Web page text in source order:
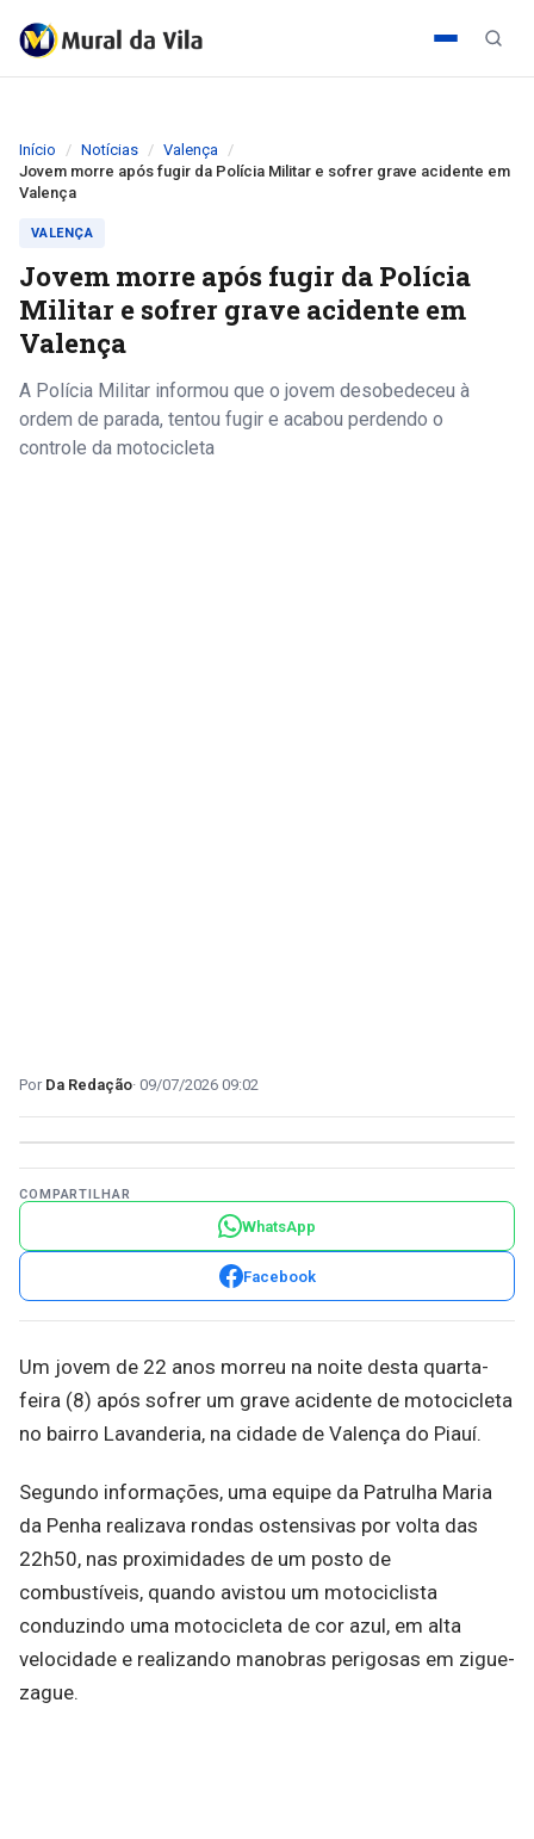
Início Notícias
Valença
Jovem morre após fugir da Polícia Militar e sofrer grave acidente em
Valença
VALENÇA
Jovem morre após fugir da Polícia
Militar e sofrer grave acidente em
Valença
A Polícia Militar informou que o jovem desobedeceu à
ordem de parada, tentou fugir e acabou perdendo o
controle da motocicleta
Da Redação 09/07/2026 09:02
COMPARTILHAR
WhatsApp
Facebook
Um jovem de 22 anos morreu na noite desta quarta-
feira (8) após sofrer um grave acidente de motocicleta
no bairro Lavanderia, na cidade de Valença do Piauí.
Segundo informações, uma equipe da Patrulha Maria
da Penha realizava rondas ostensivas por volta das
22h50, nas proximidades de um posto de
combustíveis, quando avistou um motociclista
conduzindo uma motocicleta de cor azul, em alta
velocidade e realizando manobras perigosas em zigue-
zague.